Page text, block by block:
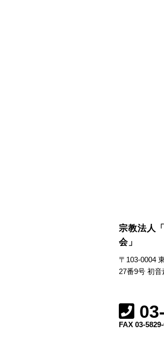
宗教法人
会」
〒103-0004
27番9号 初
FAX 03-